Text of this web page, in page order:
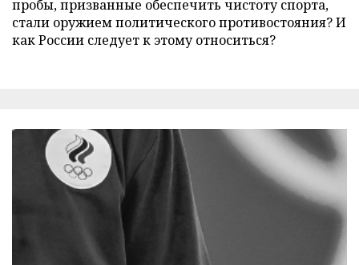
пробы, призванные обеспечить чистоту спорта,
стали оружием политического противостояния? И
как России следует к этому относиться?